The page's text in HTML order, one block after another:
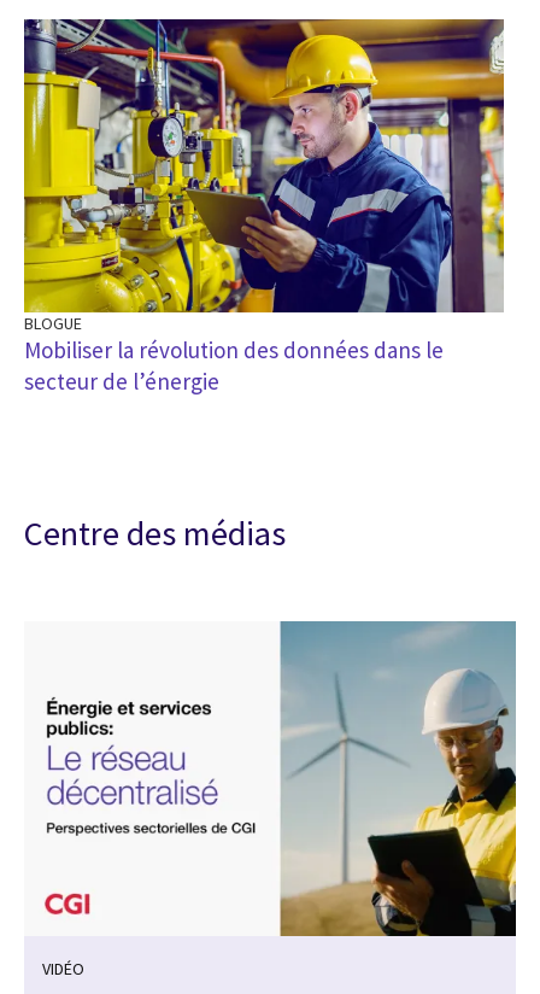
BLOGUE
Mobiliser la révolution des données dans le
secteur de l’énergie
Centre des médias
VIDÉO